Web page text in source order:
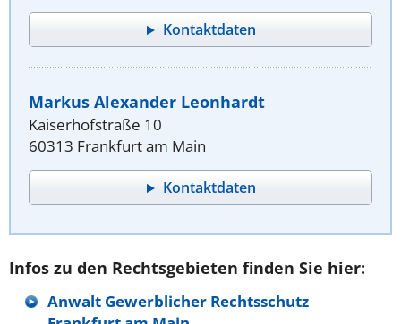
Kontaktdaten
Markus Alexander Leonhardt
Kaiserhofstraße 10
60313 Frankfurt am Main
Kontaktdaten
Infos zu den Rechtsgebieten finden Sie hier:
Anwalt Gewerblicher Rechtsschutz